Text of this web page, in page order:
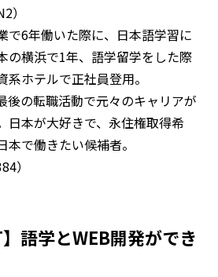
）
6年働いた際に、 日本語学習に
横浜で1年、 語学留学をした際
ホテルで正社員登用。
後の転職活動で元々のキャリアが
日本が大好きで、永住権取得希
本で働きたい候補者。
）
語学とWEB開発ができ